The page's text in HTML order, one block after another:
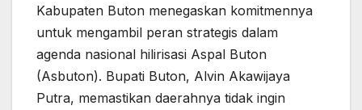
Kabupaten Buton menegaskan komitmennya
untuk mengambil peran strategis dalam
agenda nasional hilirisasi Aspal Buton
(Asbuton). Bupati Buton, Alvin Akawijaya
Putra, memastikan daerahnya tidak ingin